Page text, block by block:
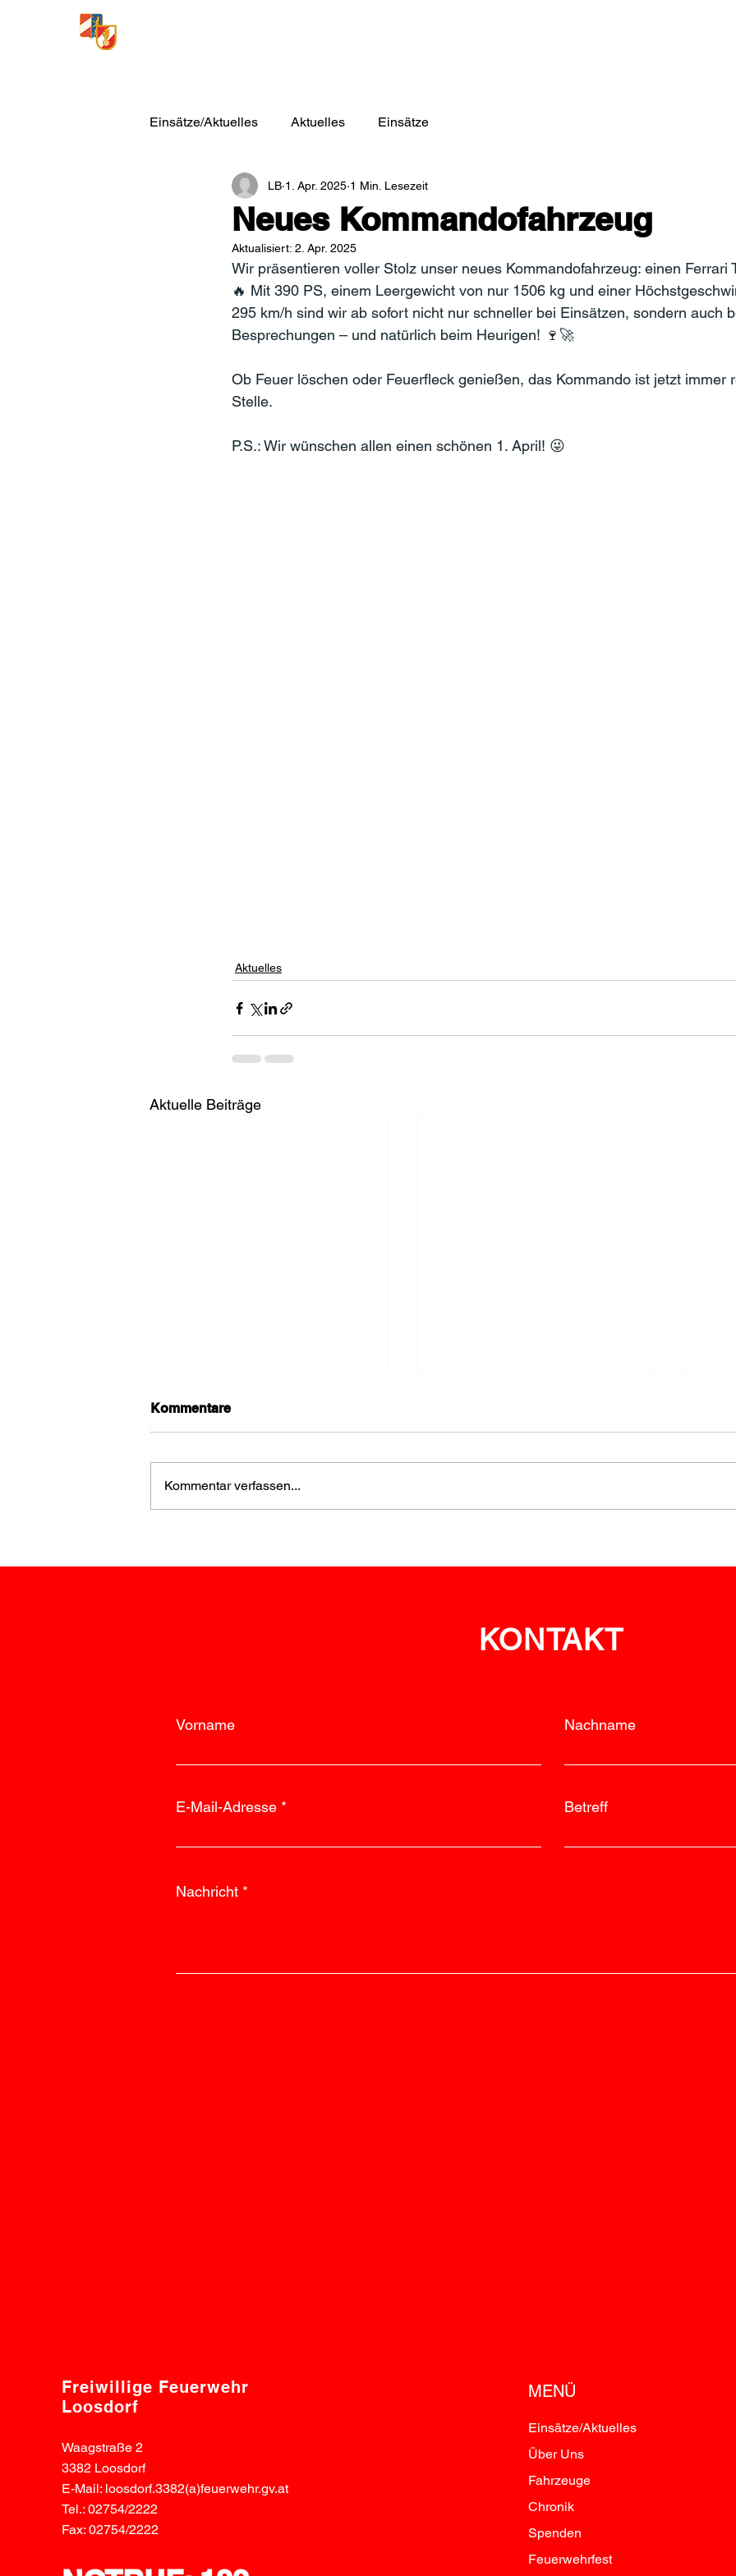
Einsätze/Aktuelles Aktuelles Einsätze
Neues Kommandofahrzeug
LB 1. Apr. 2025 1 Min. Lesezeit
Aktualisiert: 2. Apr. 2025
Wir präsentieren voller Stolz unser neues Kommandofahrzeug: einen Ferrari
🔥 Mit 390 PS, einem Leergewicht von nur 1506 kg und einer
295 km/h sind wir ab sofort nicht nur schneller bei Einsätzen, sondern auch
Besprechungen – und natürlich beim Heurigen! 🍷🚀
Ob Feuer löschen oder Feuerfleck genießen, das Kommando ist jetzt immer
Stelle.
P.S.: Wir wünschen allen einen schönen 1. April! 😜
Aktuelles
Aktuelle Beiträge
Kommentare
Kommentar verfassen...
KONTAKT
Vorname Nachname
E-Mail-Adresse Betreff
Nachricht
Freiwillige Feuerwehr
Loosdorf
Waagstraße 2
3382 Loosdorf
E-Mail: loosdorf.3382(a)feuerwehr.gv.at
Tel.: 02754/2222
Fax: 02754/2222
MENÜ
Einsätze/Aktuelles
Über Uns
Fahrzeuge
Chronik
Spenden
Feuerwehrfest